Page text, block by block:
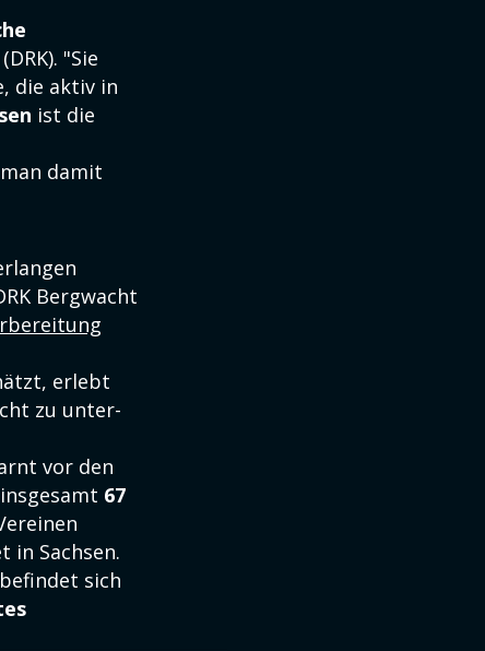
"Sie
die aktiv in
ist die
damit
Bergwacht
erlebt
zu unter-
vor den
67
in Sachsen.
befindet sich